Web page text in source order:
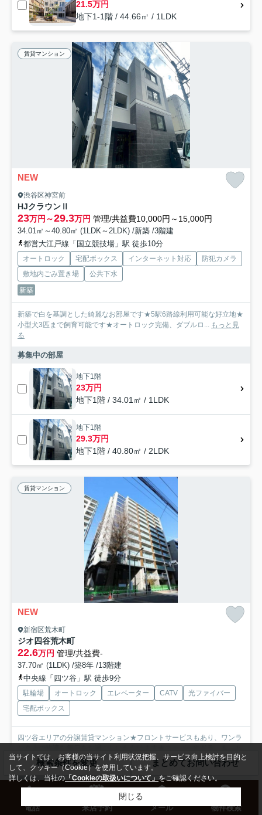
21.5万円
地下1-1階 / 44.66㎡ / 1LDK
賃貸マンション
NEW
渋谷区神宮前
HJクラウンⅡ
23万円～29.3万円 管理/共益費10,000円～15,000円
34.01㎡～40.80㎡ (1LDK～2LDK) /新築 /3階建
都営大江戸線「国立競技場」駅 徒歩10分
オートロック 宅配ボックス インターネット対応
防犯カメラ
敷地内ごみ置き場
公共下水
新築
新築で白を基調とした綺麗なお部屋です★5駅6路線利用可能な好立地★
小型犬3匹まで飼育可能です★オートロック完備、ダブルロ... もっと見
る
募集中の部屋
地下1階
23万円
地下1階 / 34.01㎡ / 1LDK
地下1階
29.3万円
地下1階 / 40.80㎡ / 2LDK
賃貸マンション
NEW
新宿区荒木町
ジオ四谷荒木町
22.6万円 管理/共益費-
37.70㎡ (1LDK) /築8年 /13階建
中央線「四ツ谷」駅 徒歩9分
駐輪場 オートロック エレベーター CATV
光ファイバー
宅配ボックス
四ツ谷エリアの分譲賃貸マンション★フロントサービスもあり、ワンラ
見る
募集中の部屋
22.6万円
検索条件を変更 まとめてお問い合わせ
電話 来店予約 メール 物件検索
当サイトでは、お客様の当サイト利用状況把握、サービス向上検討を目的と
して、クッキー（Cookie）を使用しています。
詳しくは、当社の「Cookieの取扱いについて」をご確認ください。
閉じる